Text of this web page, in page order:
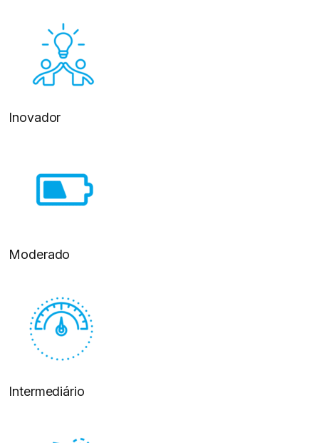
Inovador
Moderado
Intermediário